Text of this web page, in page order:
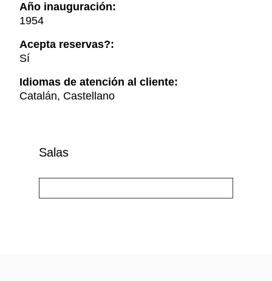
Año inauguración:
1954
Acepta reservas?:
Sí
Idiomas de atención al cliente:
Catalán, Castellano
Salas